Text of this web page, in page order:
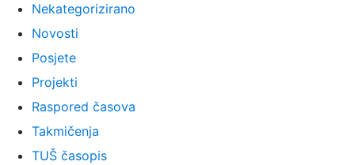
Nekategorizirano
Novosti
Posjete
Projekti
Raspored časova
Takmičenja
TUŠ časopis